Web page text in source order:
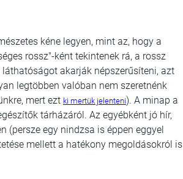
kéne legyen, mint az, hogy a
rossz"-ként tekintenek rá, a rossz
akarják népszerűsíteni, azt
legtöbben valóban nem szeretnénk
mert ezt ki mertük jelenteni). A minap a
tárházáról. Az egyébként jó hír,
(persze egy nindzsa is éppen eggyel
mellett a hatékony megoldásokról is